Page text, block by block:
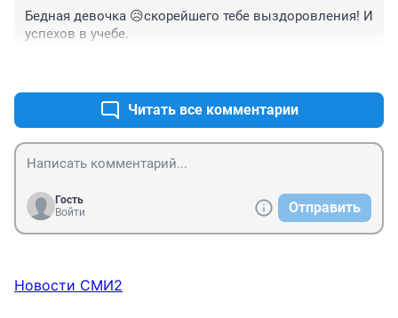
Бедная девочка 😥скорейшего тебе выздоровления! И
успехов в учебе.
Читать все комментарии
Гость
Войти
Отправить
Новости СМИ2